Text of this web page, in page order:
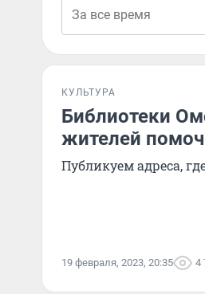
КУЛЬТУРА
Библиотеки
жителей
Публикуем адреса,
19 февраля, 2023, 20:35 4